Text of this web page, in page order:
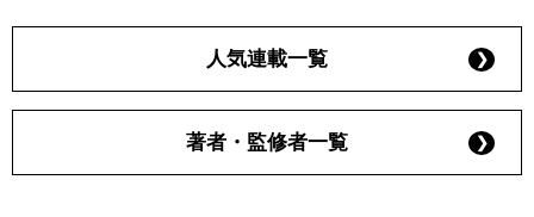
人気連載一覧
著者・監修者一覧